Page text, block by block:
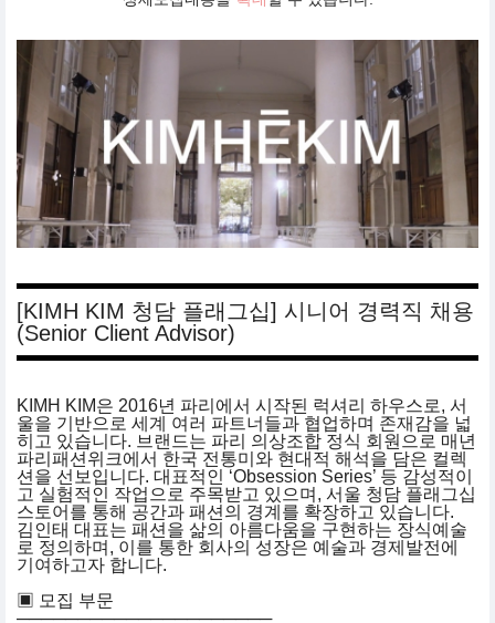
[KIMH KIM 청담 플래그십] 시니어 경력직 채용
(Senior Client Advisor)
KIMH KIM은 2016년 파리에서 시작된 럭셔리 하우스로, 서
울을 기반으로 세계 여러 파트너들과 협업하며 존재감을 넓
히고 있습니다. 브랜드는 파리 의상조합 정식 회원으로 매년
파리패션위크에서 한국 전통미와 현대적 해석을 담은 컬렉
션을 선보입니다. 대표적인 ‘Obsession Series’ 등 감성적이
고 실험적인 작업으로 주목받고 있으며, 서울 청담 플래그십
스토어를 통해 공간과 패션의 경계를 확장하고 있습니다.
김인태 대표는 패션을 삶의 아름다움을 구현하는 장식예술
로 정의하며, 이를 통한 회사의 성장은 예술과 경제발전에
기여하고자 합니다.
▣ 모집 부문
─────────────────────